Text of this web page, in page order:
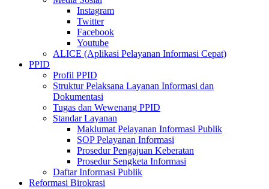
Instagram
Twitter
Facebook
Youtube
ALICE (Aplikasi Pelayanan Informasi Cepat)
PPID
Profil PPID
Struktur Pelaksana Layanan Informasi dan
Dokumentasi
Tugas dan Wewenang PPID
Standar Layanan
Maklumat Pelayanan Informasi Publik
SOP Pelayanan Informasi
Prosedur Pengajuan Keberatan
Prosedur Sengketa Informasi
Daftar Informasi Publik
Reformasi Birokrasi